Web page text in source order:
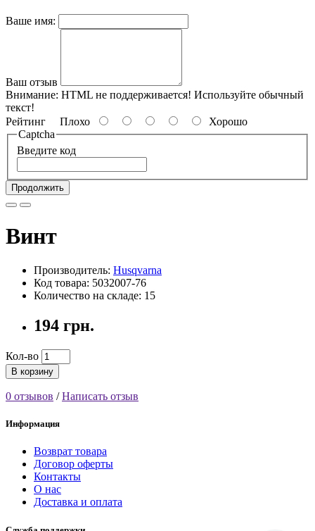
Ваше имя:
Ваш отзыв
Внимание: HTML не поддерживается! Используйте обычный
текст!
Рейтинг Плохо
Хорошо
Captcha
Введите код
Продолжить
Винт
Производитель: Husqvarna
Код товара: 5032007-76
Количество на складе: 15
194 грн.
Кол-во
В корзину
0 отзывов /Написать отзыв
Информация
Возврат товара
Договор оферты
Контакты
О нас
Доставка и оплата